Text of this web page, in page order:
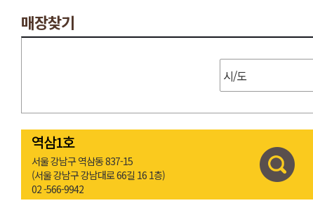
매장찾기
역삼1호
서울 강남구 역삼동 837-15
(서울 강남구 강남대로 66길 16 1층)
02 -566-9942